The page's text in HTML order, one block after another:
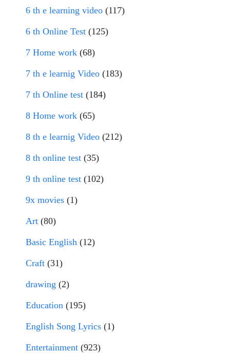
6 th e learning video (117)
6 th Online Test (125)
7 Home work (68)
7 th e learnig Video (183)
7 th Online test (184)
8 Home work (65)
8 th e learnig Video (212)
8 th online test (35)
9 th online test (102)
9x movies (1)
Art (80)
Basic English (12)
Craft (31)
drawing (2)
Education (195)
English Song Lyrics (1)
Entertainment (923)